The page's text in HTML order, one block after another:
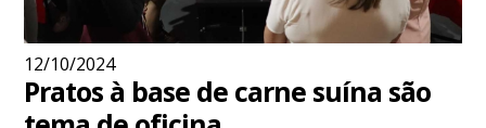
12/10/2024
Pratos à base de carne suína são